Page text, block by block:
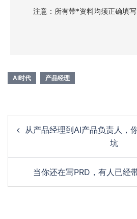
注意：所有带*资料均须正确填写
AI时代 产品经理
navigation
从产品经理到AI产品负责人，
坑
当你还在写PRD，有人已经